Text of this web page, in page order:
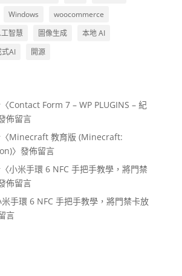
Windows
woocommerce
智慧 圖像生成
本地 AI
式AI 開源
Contact Form 7 – WP PLUGINS – 紀
佈留言
Minecraft 教育版 (Minecraft:
〉發佈留言
小米手環 6 NFC 手把手教學，將門禁
佈留言
手環 6 NFC 手把手教學，將門禁卡放
言